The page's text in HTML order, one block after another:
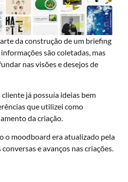
da construção de um briefing
são coletadas, mas
nas visões e desejos de
já possuía ideias bem
que utilizei como
da criação.
o moodboard era atualizado pela
e avanços nas criações.